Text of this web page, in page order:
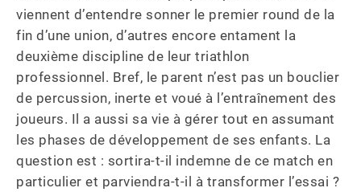
viennent d’entendre sonner le premier round de la
fin d’une union, d’autres encore entament la
deuxième discipline de leur triathlon
professionnel. Bref, le parent n’est pas un bouclier
de percussion, inerte et voué à l’entraînement des
joueurs. Il a aussi sa vie à gérer tout en assumant
les phases de développement de ses enfants. La
question est : sortira-t-il indemne de ce match en
particulier et parviendra-t-il à transformer l’essai ?